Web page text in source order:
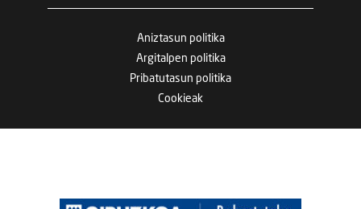
Aniztasun politika
Argitalpen politika
Pribatutasun politika
Cookieak